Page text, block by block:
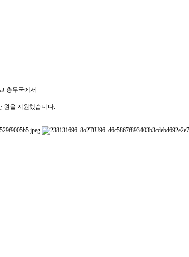
총무국에서
원을 지원했습니다.